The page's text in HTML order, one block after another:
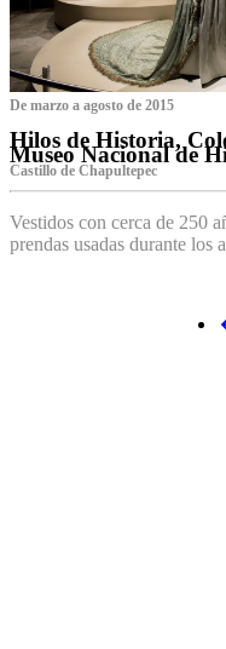
De marzo a agosto de 2015
Hilos de Historia,
Museo Nacional de
Castillo de Chapultepec
Vestidos con cerca de 250
prendas usadas durante los